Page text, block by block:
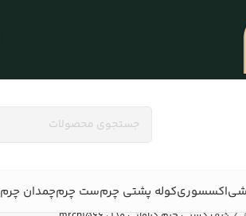
اکسسوریکوله پشتی چرمست چرمچمدان چرم